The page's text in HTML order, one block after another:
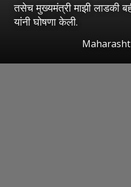
तसेच मुख्यमंत्री माझी लाडकी
यांनी घोषणा केली.